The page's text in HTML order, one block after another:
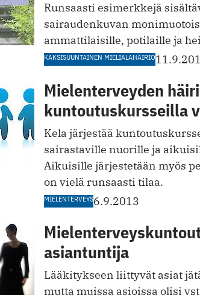
Runsaasti esimerkkejä
sairaudenkuvan
ammattilaisille, potilaille ja
KAKSISUUNTAINEN MIELIALAHÄIRIÖ
Mielenterveyden
kuntoutuskursseilla
Kela järjestää
sairastaville nuorille ja
Aikuisille järjestetään myös
on vielä runsaasti tilaa.
MIELENTERVEYS6.9.2013
asiantuntija
Lääkitykseen liittyvät asiat
mutta muissa asioissa olisi